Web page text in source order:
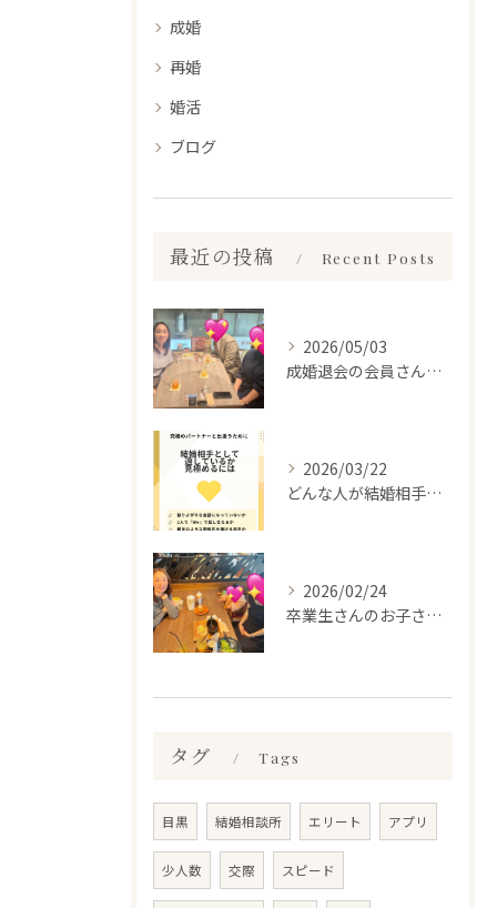
成婚
再婚
婚活
ブログ
最近の投稿 Recent Posts
2026/05/03
成婚退会の会員さんとお会いして来ました✨
2026/03/22
どんな人が結婚相手だといいのか
2026/02/24
卒業生さんのお子さんに会って来ました✨
タグ Tags
目黒 結婚相談所 エリート アプリ
少人数 交際 スピード